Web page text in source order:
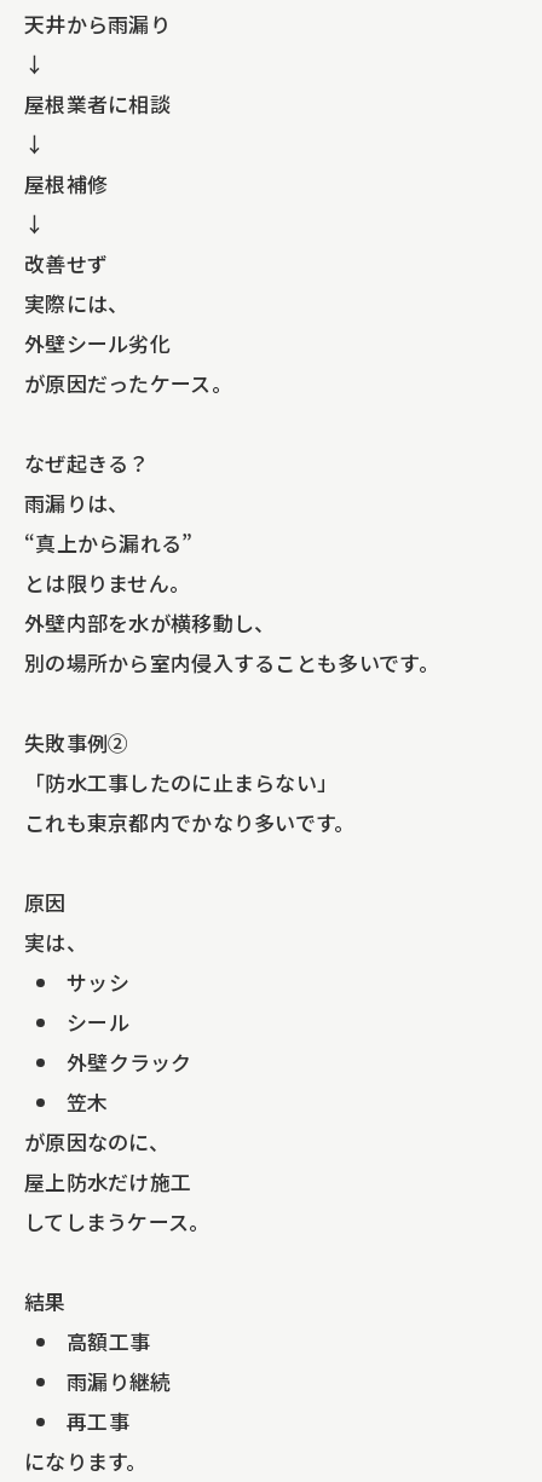
天井から雨漏り
↓
屋根業者に相談
↓
屋根補修
↓
改善せず
実際には、
外壁シール劣化
が原因だったケース。
なぜ起きる？
雨漏りは、
“真上から漏れる”
とは限りません。
外壁内部を水が横移動し、
別の場所から室内侵入することも多いです。
失敗事例②
「防水工事したのに止まらない」
これも東京都内でかなり多いです。
原因
実は、
サッシ
シール
外壁クラック
笠木
が原因なのに、
屋上防水だけ施工
してしまうケース。
結果
高額工事
雨漏り継続
再工事
になります。